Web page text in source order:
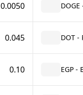
0.0050
0.045 DOT -
0.10 EGP -